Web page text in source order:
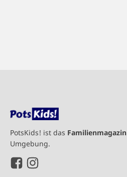
PotsKids! ist das Familienmagazin
Umgebung.